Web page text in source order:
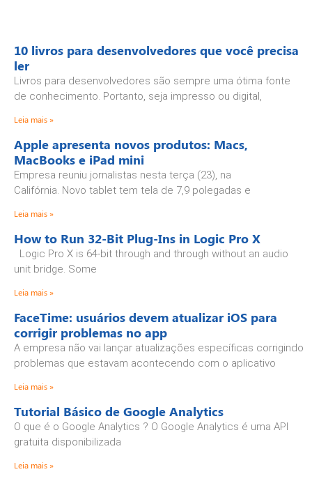
10 livros para desenvolvedores que você precisa
ler
Livros para desenvolvedores são sempre uma ótima fonte
de conhecimento. Portanto, seja impresso ou digital,
Leia mais »
Apple apresenta novos produtos: Macs,
MacBooks e iPad mini
Empresa reuniu jornalistas nesta terça (23), na
Califórnia. Novo tablet tem tela de 7,9 polegadas e
Leia mais »
How to Run 32-Bit Plug-Ins in Logic Pro X
Logic Pro X is 64-bit through and through without an audio
unit bridge. Some
Leia mais »
FaceTime: usuários devem atualizar iOS para
corrigir problemas no app
A empresa não vai lançar atualizações específicas corrigindo
problemas que estavam acontecendo com o aplicativo
Leia mais »
Tutorial Básico de Google Analytics
O que é o Google Analytics ? O Google Analytics é uma API
gratuita disponibilizada
Leia mais »